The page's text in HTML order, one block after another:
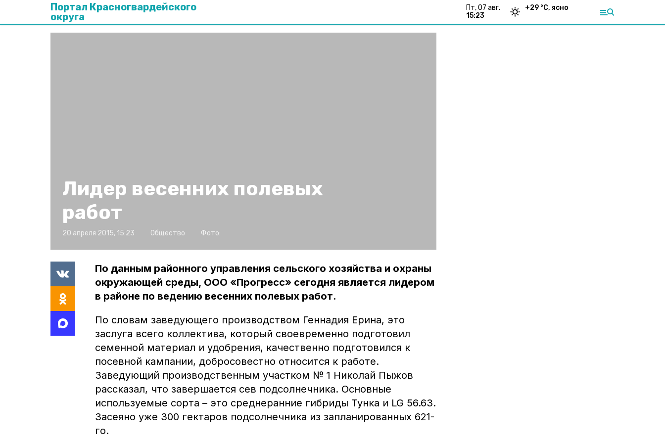
Портал Красногвардейского
округа
пт, 07 авг.
15:23
+29 °С, ясно
Лидер весенних полевых
работ
20 апреля 2015, 15:23 Общество Фото:
По данным районного управления сельского хозяйства и охраны
окружающей среды, ООО «Прогресс» сегодня является лидером
в районе по ведению весенних полевых работ.
По словам заведующего производством Геннадия Ерина, это
заслуга всего коллектива, который своевременно подготовил
семенной материал и удобрения, качественно подготовился к
посевной кампании, добросовестно относится к работе.
Заведующий производственным участком № 1 Николай Пыжов
рассказал, что завершается сев подсолнечника. Основные
используемые сорта – это среднеранние гибриды Тунка и LG 56.63.
Засеяно уже 300 гектаров подсолнечника из запланированных 621-
го.